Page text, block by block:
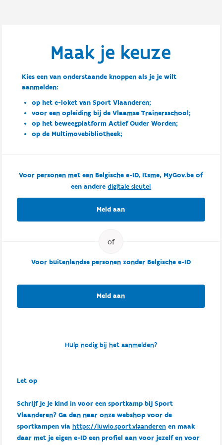
Maak je keuze
Kies een van onderstaande knoppen als je je wilt
aanmelden:
op het e-loket van Sport Vlaanderen;
voor een opleiding bij de Vlaamse Trainersschool;
op het beweegplatform Actief Ouder Worden;
op de Multimovebibliotheek;
Voor personen met een Belgische e-ID, Itsme, MyGov.be of
een anderedigitale sleutel
Meld aan
Voor buitenlandse personen zonder Belgische e-ID
Meld aan
Hulp nodig bij het aanmelden?
Let op
Schrijf je je kind in voor een sportkamp bij Sport
Vlaanderen? Ga dan naar onze webshop voor de
sportkampen via https://luwio.sport.vlaanderenen maak
daar met je eigen e-ID een profiel aan voor jezelf en voor